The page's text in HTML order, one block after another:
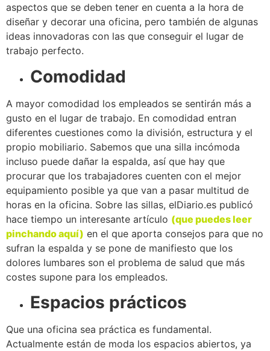
aspectos que se deben tener en cuenta a la hora de
diseñar y decorar una oficina, pero también de algunas
ideas innovadoras con las que conseguir el lugar de
trabajo perfecto.
Comodidad
A mayor comodidad los empleados se sentirán más a
gusto en el lugar de trabajo. En comodidad entran
diferentes cuestiones como la división, estructura y el
propio mobiliario. Sabemos que una silla incómoda
incluso puede dañar la espalda, así que hay que
procurar que los trabajadores cuenten con el mejor
equipamiento posible ya que van a pasar multitud de
horas en la oficina. Sobre las sillas, elDiario.es publicó
hace tiempo un interesante artículo (que puedes leer
pinchando aquí) en el que aporta consejos para que no
sufran la espalda y se pone de manifiesto que los
dolores lumbares son el problema de salud que más
costes supone para los empleados.
Espacios prácticos
Que una oficina sea práctica es fundamental.
Actualmente están de moda los espacios abiertos, ya